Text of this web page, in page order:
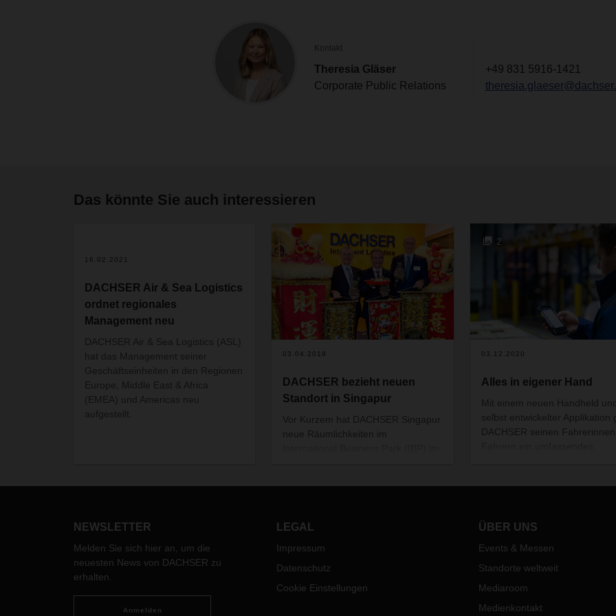
Kontakt
Theresia Gläser
Corporate Public Relations
+49 831 5916-1421
Das könnte Sie auch interessieren
16.02.2021
DACHSER Air & Sea Logistics
ordnet regionales
Management neu
DACHSER Air & Sea Logistics (ASL)
hat das Management seiner
Geschäftseinheiten in den Regionen
Europe, Middle East & Africa
(EMEA) und Americas neu
aufgestellt.
03.04.2019
DACHSER bezieht neuen
Standort in Singapur
Vor Kurzem hat DACHSER Singapur
neue Räumlichkeiten im
Anlagen des Logistikdienstleisters ist
um die logistischen Anforderungen
internationaler Unternehmen zu
2
03.12.2020
Alles in eigener Hand
Mit einem neuen Handheld
selbst entwickelter Applikation
DACHSER seinen
logistischen Prozesse im
NEWSLETTER
Melden Sie sich hier an, um die
neuesten News von DACHSER zu
erhalten.
Anmelden
LEGAL
Impressum
Datenschutz
Cookie Einstellungen
ÜBER UNS
Events & Messen
Standorte weltweit
Mediaroom
Medienkontakt